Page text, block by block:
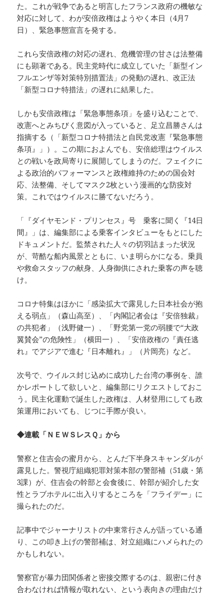
た。これが戦争であると明言したフランス政府の機敏な
対応に対して、わが安倍政権はようやく本日（4月7
日）、緊急事態宣言を発する。
これら安倍政権の対応の遅れ、危機管理の甘さは法整備
にも顕著である。民主党時代に成立していた「新型イン
フルエンザ等対策特別措置法」の発動の遅れ、改正法
「新型コロナ特措法」の遅れに結果した。
しかも安倍政権は「緊急事態条項」を盛り込むことで、
改憲へとみちびく意図が入っていると、足立昌勝さんは
指摘する（「新型コロナ特措法と自民党改憲『緊急事態
条項』」）。この期におよんでも、安倍総理はウイルス
との戦いを政局寄りに展開してしまうのだ。フェイクに
よる政治的パフォーマンスと政権維持のための国会対
応、法整備、そしてマスク2枚という漫画的な防疫対
策。これではウイルスに勝てないだろう。
「『ダイヤモンド・プリンセス』号 乗客に聞く『14日
間』」は、編集部による乗客インタビューをもとにした
ドキュメントだ。監禁された人々の切羽詰まった状況
が、苛酷な船内風景とともに、いま明らかになる。乗員
や救命スタッフの献身、人身御供にされた乗客の声を聴
け。
コロナ特集はほかに「感染拡大で露見した日本社会が抱
える弱点」（森山高至）、「内閣記者会は『安倍独裁』
の共犯者」（浅野健一）、「野党第一党の弱腰で“大政
翼賛会”の危険性」（横田一）、「安倍政権の『責任逃
れ』でアジアで進む『日本離れ』」（片岡亮）など。
次号で、ウイルス封じ込めに成功した台湾の事例を、誰
かレポートして欲しいと、編集部にリクエストしておこ
う。民主化運動で誕生した政権は、人材登用にしても政
策運用においても、じつに手際が良い。
◆連載「ＮＥＷＳレスＱ」から
警察と住吉会の蜜月から、とんだ下半身スキャンダルが
露見した。警視庁組織犯罪対策本部の警部補（51歳・第
3課）が、住吉会の幹部と会食後に、幹部が紹介した女
性とラブホテルに出入りするところを「フライデー」に
撮られたのだ。
記事中でジャーナリストの中東常行さんが語っている通
り、この叩き上げの警部補は、対立組織にハメられたの
かもしれない。
警察官が暴力団関係者と密接交際するのは、親密に付き
合わなければ情報が取れない、という表向きの理由だけ